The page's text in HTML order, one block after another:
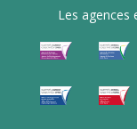
Les agences